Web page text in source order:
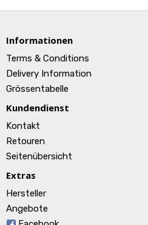
Informationen
Terms & Conditions
Delivery Information
Grössentabelle
Kundendienst
Kontakt
Retouren
Seitenübersicht
Extras
Hersteller
Angebote